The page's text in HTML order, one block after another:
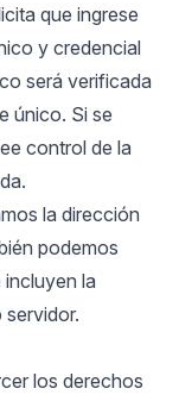
que ingrese
y credencial
será verificada
único. Si se
control de la
la dirección
podemos
la
de los derechos"
los derechos